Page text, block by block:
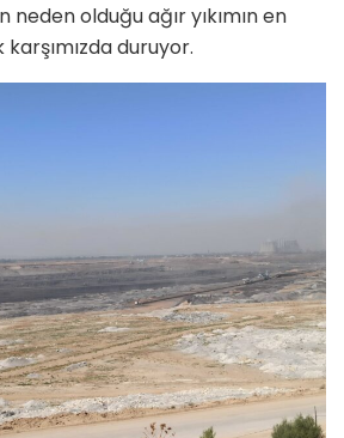
olduğu ağır yıkımın en
duruyor.